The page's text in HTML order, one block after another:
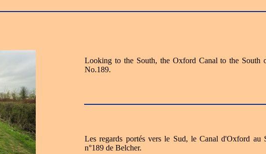
Looking to the South, the Oxford Canal to the South
No.189.
Les regards portés vers le Sud, le Canal d'Oxford au
n°189 de Belcher.